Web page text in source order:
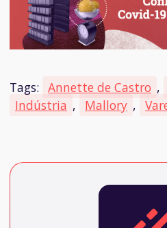
Tags: Annette de Castro ,
Indústria , Mallory ,